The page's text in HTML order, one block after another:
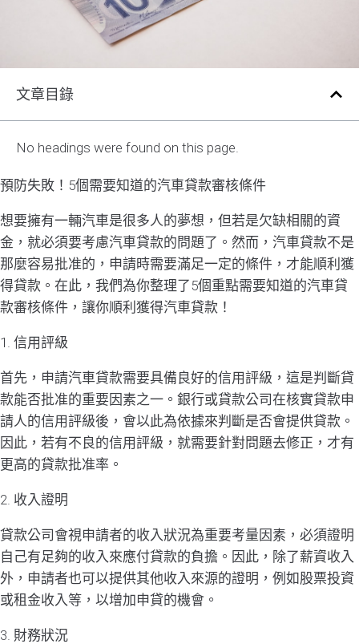
文章目錄
No headings were found on this page.
預防失敗！5個需要知道的汽車貸款審核條件
想要擁有一輛汽車是很多人的夢想，但若是欠缺相關的資
金，就必須要考慮汽車貸款的問題了。然而，汽車貸款不是
那麼容易批准的，申請時需要滿足一定的條件，才能順利獲
得貸款。在此，我們為你整理了5個重點需要知道的汽車貸
款審核條件，讓你順利獲得汽車貸款！
1. 信用評級
首先，申請汽車貸款需要具備良好的信用評級，這是判斷貸
款能否批准的重要因素之一。銀行或貸款公司在核實貸款申
請人的信用評級後，會以此為依據來判斷是否會提供貸款。
因此，若有不良的信用評級，就需要針對問題去修正，才有
更高的貸款批准率。
2. 收入證明
貸款公司會視申請者的收入狀況為重要考量因素，必須證明
自己有足夠的收入來應付貸款的負擔。因此，除了薪資收入
外，申請者也可以提供其他收入來源的證明，例如股票投資
或租金收入等，以增加申貸的機會。
3. 財務狀況